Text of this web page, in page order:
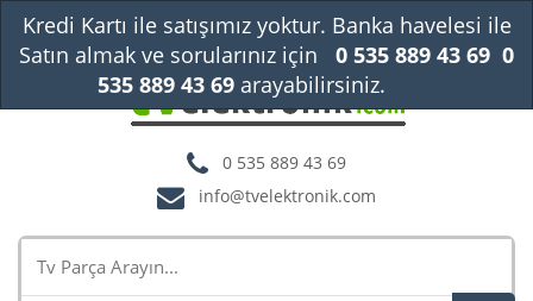
0 535 889 43 69
info@tvelektronik.com
Kredi Kartı ile satışımız yoktur. Banka havelesi ile
Satın almak ve sorularınız için
0 535 889 43 69 0
535 889 43 69arayabilirsiniz.